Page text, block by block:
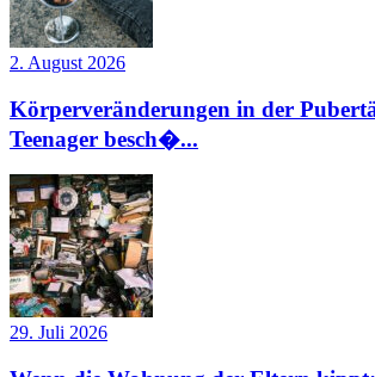
2. August 2026
Körperveränderungen in der
Teenager besch�...
29. Juli 2026